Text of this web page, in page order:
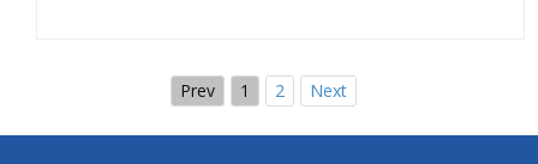
Prev 1 2 Next